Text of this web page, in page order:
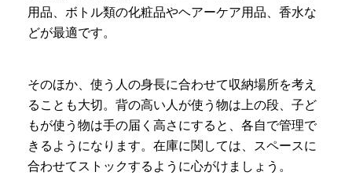
用品、ボトル類の化粧品やヘアーケア用品、香水な
どが最適です。
そのほか、使う人の身長に合わせて収納場所を考え
ることも大切。背の高い人が使う物は上の段、子ど
もが使う物は手の届く高さにすると、各自で管理で
きるようになります。在庫に関しては、スペースに
合わせてストックするように心がけましょう。